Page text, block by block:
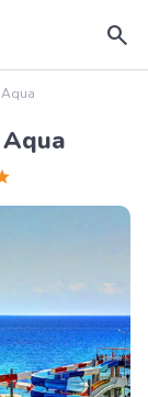
search